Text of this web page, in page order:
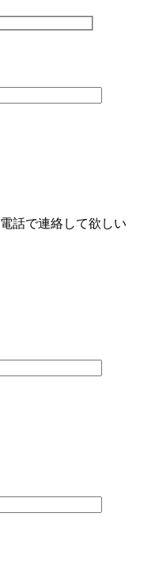
電話で連絡して欲しい